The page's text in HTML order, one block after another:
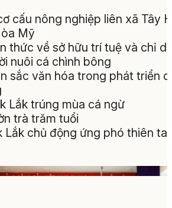
cấu nông nghiệp liên xã Tây
Mỹ
thức về sở hữu trí tuệ và chỉ
nuôi cá chình bông
sắc văn hóa trong phát triển
Lắk trúng mùa cá ngừ
trà trăm tuổi
chủ động ứng phó thiên tai